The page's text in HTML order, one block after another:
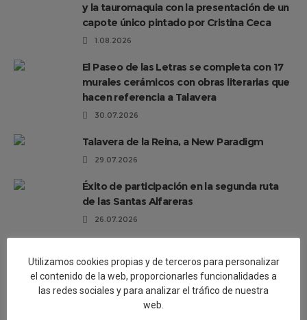
y la tauromaquia con la presentación de un
capote único pintado por Cristina Ceca
1.08.2026
El Paseo de las Letras se completa con 17
murales cerámicos con obras literarias que
hacen referencia a Talavera
30.07.2026
Talavera de la Reina, a New Paradigm
29.07.2026
Éxito de participación en la segunda ruta
de las Santas Alfareras
26.07.2026
Regreso a Los Alfares», una muestra sobre
el proceso de creación de la cerámica
talaverana
Utilizamos cookies propias y de terceros para personalizar
el contenido de la web, proporcionarles funcionalidades a
las redes sociales y para analizar el tráfico de nuestra
web.